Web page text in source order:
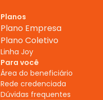
Planos
Plano Empresa
Plano Coletivo
Linha Joy
Para você
Área do beneficiário
Rede credenciada
Dúvidas frequentes